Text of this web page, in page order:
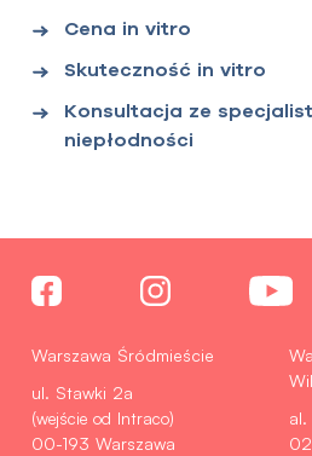
Cena in vitro
Skuteczność in vitro
Konsultacja ze
niepłodności
Warszawa Śródmieście
ul. Stawki 2a
(wejście od Intraco)
00-193 Warszawa
al.